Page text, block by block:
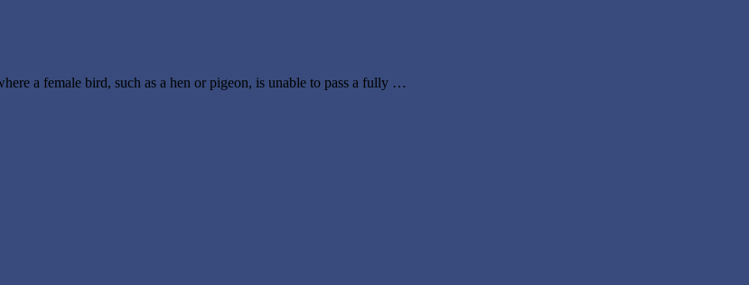
a female bird, such as a hen or pigeon, is unable to pass a fully …